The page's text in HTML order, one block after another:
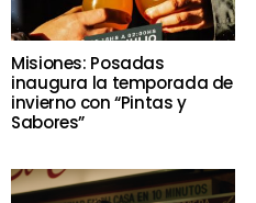
Misiones: Posadas
inaugura la temporada de
invierno con “Pintas y
Sabores”